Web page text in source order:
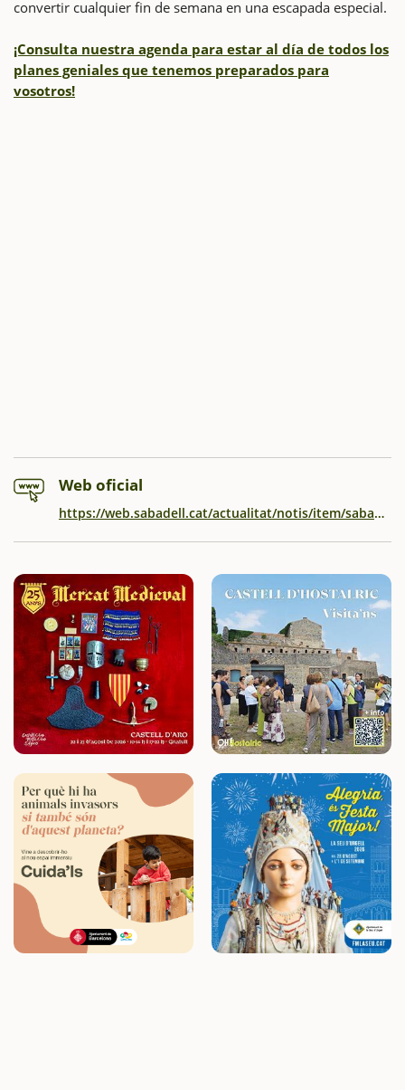
convertir cualquier fin de semana en una escapada especial.
¡Consulta nuestra agenda para estar al día de todos los
planes geniales que tenemos preparados para
vosotros!
Web oficial
https://web.sabadell.cat/actualitat/notis/item/sabadell-celebra-la-diada-de-sant-jordi-amb-una-programacio-cultural-extensa-i-participativa